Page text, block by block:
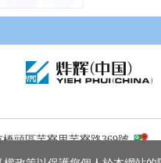
橋頭區芋寮里芋寮路369號
(10 線)